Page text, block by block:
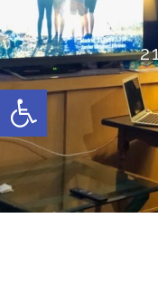
Abrir barra de